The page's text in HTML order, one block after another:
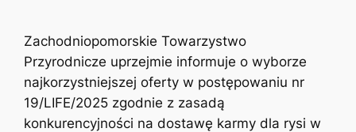
Zachodniopomorskie Towarzystwo
Przyrodnicze uprzejmie informuje o wyborze
najkorzystniejszej oferty w postępowaniu nr
19/LIFE/2025 zgodnie z zasadą
konkurencyjności na dostawę karmy dla rysi w